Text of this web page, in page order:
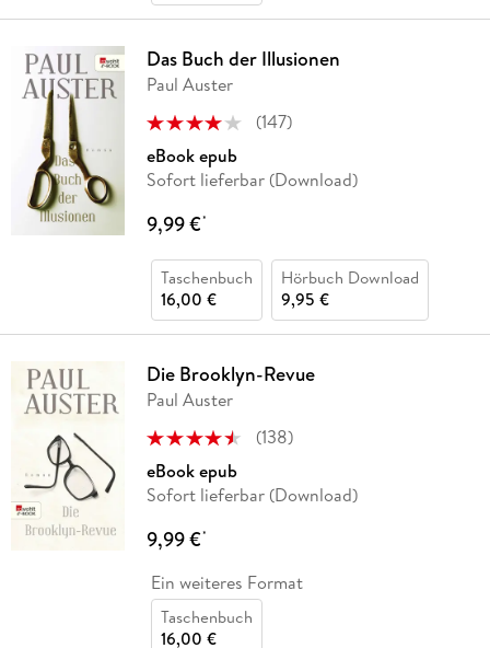
Das Buch der Illusionen
Paul Auster
(147)
eBook epub
Sofort lieferbar (Download)
9,99 €*
Taschenbuch
16,00 €
Hörbuch Download
9,95 €
Die Brooklyn-Revue
Paul Auster
(138)
eBook epub
Sofort lieferbar (Download)
9,99 €*
Ein weiteres Format
Taschenbuch
16,00 €